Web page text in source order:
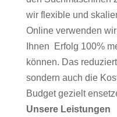
wir flexible und
Online verwenden
Ihnen Erfolg 100%
können. Das
sondern auch die
Budget gezielt
Unsere Leistungen